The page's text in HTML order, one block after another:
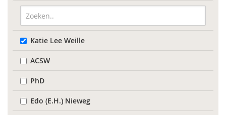
Katie Lee Weille
ACSW
PhD
Edo (E.H.) Nieweg